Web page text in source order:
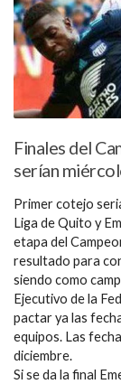
Finales del
serían
Primer cotejo
Liga de Quito y
etapa del
resultado para
siendo como
Ejecutivo de la
pactar ya las
equipos. Las
diciembre.
Si se da la final